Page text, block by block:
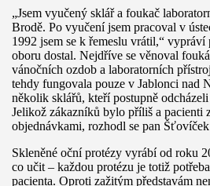
„Jsem vyučený sklář a foukač
Brodě. Po vyučení jsem pracoval v
1992 jsem se k řemeslu vrátil,“
oboru dostal. Nejdříve se věnoval
vánočních ozdob a laboratorních
tehdy fungovala pouze v Jablonci nad
několik sklářů, kteří postupně
Jelikož zákazníků bylo příliš a pacienti
objednávkami, rozhodl se pan
Skleněné oční protézy vyrábí od roku
co učit – každou protézu je totiž
pacienta. Oproti zažitým představám